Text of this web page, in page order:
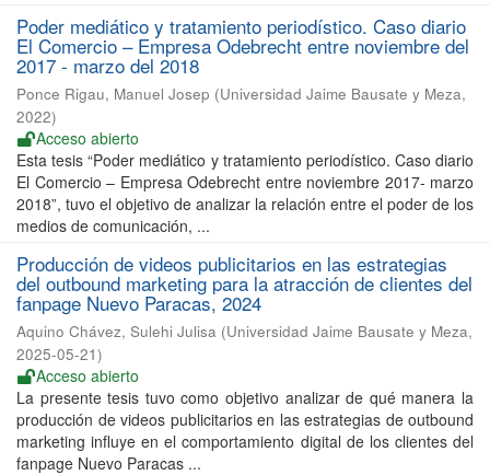
Poder mediático y tratamiento periodístico. Caso diario
El Comercio – Empresa Odebrecht entre noviembre del
2017 - marzo del 2018
Ponce Rigau, Manuel Josep (Universidad Jaime Bausate y Meza,
2022)
Acceso abierto
Esta tesis “Poder mediático y tratamiento periodístico. Caso diario
El Comercio – Empresa Odebrecht entre noviembre 2017- marzo
2018”, tuvo el objetivo de analizar la relación entre el poder de los
medios de comunicación, ...
Producción de videos publicitarios en las estrategias
del outbound marketing para la atracción de clientes del
fanpage Nuevo Paracas, 2024
Aquino Chávez, Sulehi Julisa (Universidad Jaime Bausate y Meza,
2025-05-21)
Acceso abierto
La presente tesis tuvo como objetivo analizar de qué manera la
producción de videos publicitarios en las estrategias de outbound
marketing influye en el comportamiento digital de los clientes del
fanpage Nuevo Paracas ...